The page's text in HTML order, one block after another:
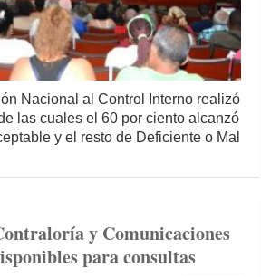
Nacional al Control Interno realizó
las cuales el 60 por ciento alcanzó
y el resto de Deficiente o Mal
y Comunicaciones
para consultas